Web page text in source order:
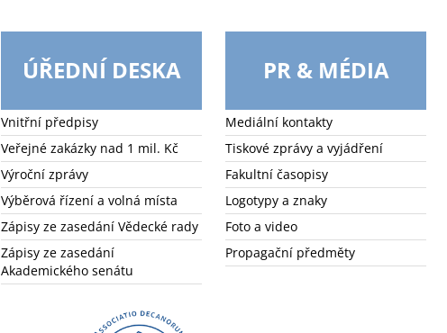
ÚŘEDNÍ DESKA
Vnitřní předpisy
Veřejné zakázky nad 1 mil. Kč
Výroční zprávy
Výběrová řízení a volná místa
Zápisy ze zasedání Vědecké rady
Zápisy ze zasedání
Akademického senátu
PR & MÉDIA
Mediální kontakty
Tiskové zprávy a vyjádření
Fakultní časopisy
Logotypy a znaky
Foto a video
Propagační předměty